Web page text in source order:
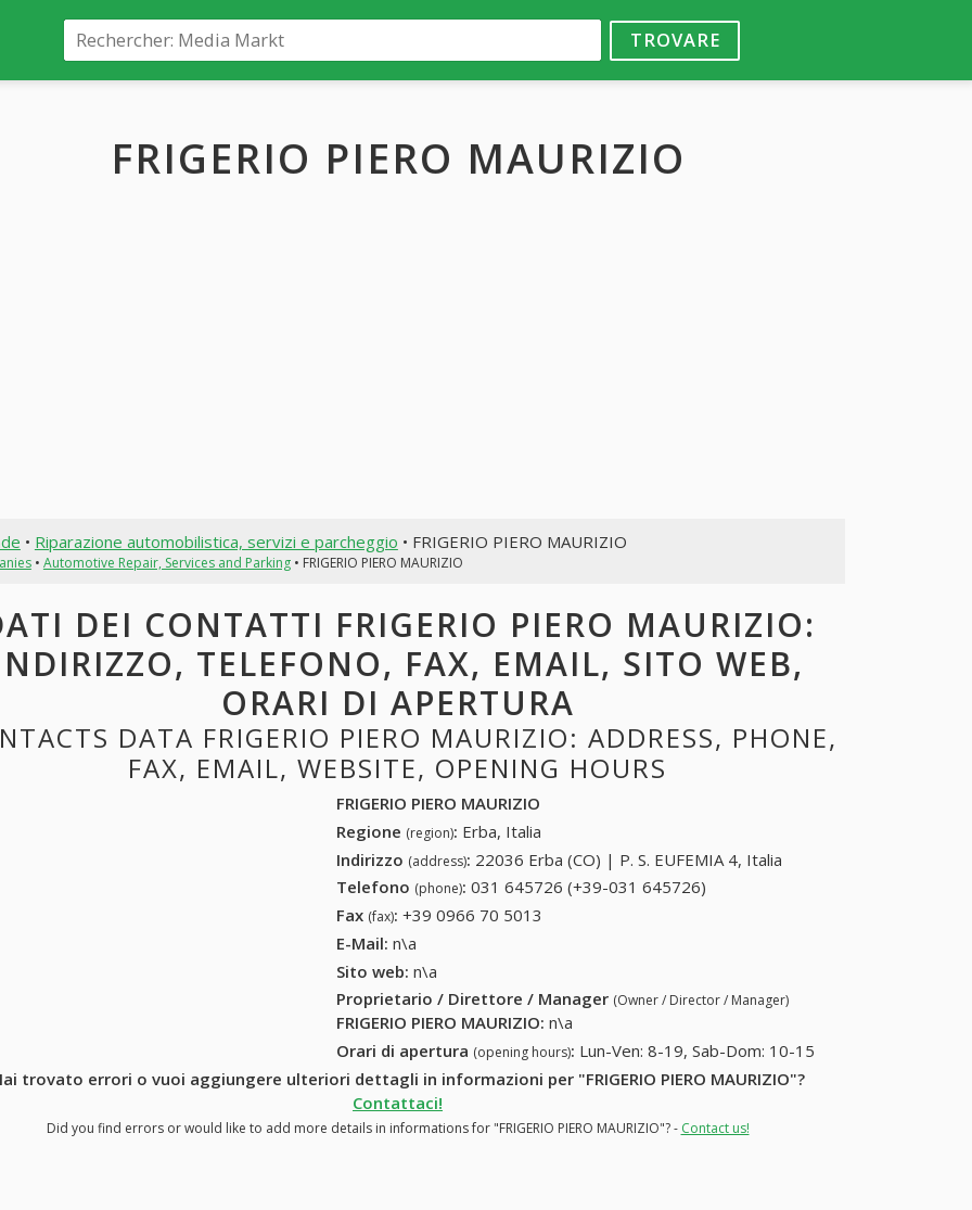
TROVARE
FRIGERIO PIERO MAURIZIO
• Riparazione automobilistica, servizi e parcheggio • FRIGERIO PIERO MAURIZIO
• Automotive Repair, Services and Parking• FRIGERIO PIERO MAURIZIO
DEI CONTATTI FRIGERIO PIERO MAURIZIO:
TELEFONO, FAX, EMAIL, SITO WEB,
ORARI DI APERTURA
DATA FRIGERIO PIERO MAURIZIO: ADDRESS, PHONE,
FAX, EMAIL, WEBSITE, OPENING HOURS
FRIGERIO PIERO MAURIZIO
Regione (region): Erba, Italia
Indirizzo (address): 22036 Erba (CO) | P. S. EUFEMIA 4, Italia
Telefono (phone): 031 645726 (+39-031 645726)
Fax (fax): +39 0966 70 5013
E-Mail: n\a
Sito web: n\a
Proprietario / Direttore / Manager (Owner / Director / Manager)
FRIGERIO PIERO MAURIZIO: n\a
Orari di apertura (opening hours): Lun-Ven: 8-19, Sab-Dom: 10-15
trovato errori o vuoi aggiungere ulteriori dettagli in informazioni per "FRIGERIO PIERO MAURIZIO"?
Contattaci!
Did you find errors or would like to add more details in informations for "FRIGERIO PIERO MAURIZIO"? - Contact us!